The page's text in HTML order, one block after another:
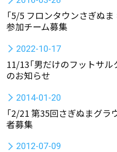
「5/5 フロンタウンさぎぬ
参加チーム募集
2022-10-17
11/13「男だけのフットサ
のお知らせ
2014-01-20
「2/21 第35回さぎぬまグラ
者募集
2012-07-09